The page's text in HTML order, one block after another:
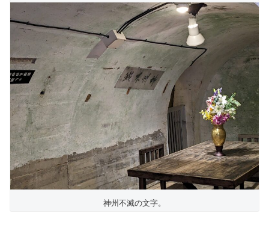
神州不滅の文字。